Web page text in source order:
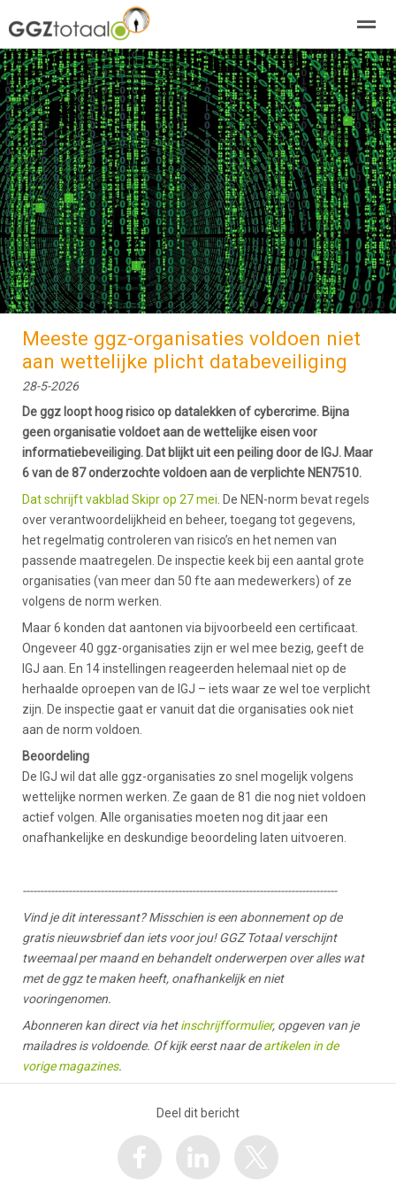
over GGZTotaal abonneren agenda adverteren E-
Home Nieuws Zoeken Pagina's E-
Meeste ggz-organisaties voldoen niet
aan wettelijke plicht databeveiliging
28-5-2026
De ggz loopt hoog risico op datalekken of cybercrime. Bijna
geen organisatie voldoet aan de wettelijke eisen voor
informatiebeveiliging. Dat blijkt uit een peiling door de IGJ. Maar
6 van de 87 onderzochte voldoen aan de verplichte NEN7510.
Dat schrijft vakblad Skipr op 27 mei . De NEN-norm bevat regels
over verantwoordelijkheid en beheer, toegang tot gegevens,
het regelmatig controleren van risico’s en het nemen van
passende maatregelen. De inspectie keek bij een aantal grote
organisaties (van meer dan 50 fte aan medewerkers) of ze
volgens de norm werken.
Maar 6 konden dat aantonen via bijvoorbeeld een certificaat.
Ongeveer 40 ggz-organisaties zijn er wel mee bezig, geeft de
IGJ aan. En 14 instellingen reageerden helemaal niet op de
herhaalde oproepen van de IGJ – iets waar ze wel toe verplicht
zijn. De inspectie gaat er vanuit dat die organisaties ook niet
aan de norm voldoen.
Beoordeling
De IGJ wil dat alle ggz-organisaties zo snel mogelijk volgens
wettelijke normen werken. Ze gaan de 81 die nog niet voldoen
actief volgen. Alle organisaties moeten nog dit jaar een
onafhankelijke en deskundige beoordeling laten uitvoeren.
-----------------------------------------------------------------------------------------
Vind je dit interessant? Misschien is een abonnement op de
gratis nieuwsbrief dan iets voor jou! GGZ Totaal verschijnt
tweemaal per maand en behandelt onderwerpen over alles wat
met de ggz te maken heeft, onafhankelijk en niet
vooringenomen.
Abonneren kan direct via hetinschrijfformulier, opgeven van je
mailadres is voldoende. Of kijk eerst naar deartikelen in de
vorige magazines.
Deel dit bericht